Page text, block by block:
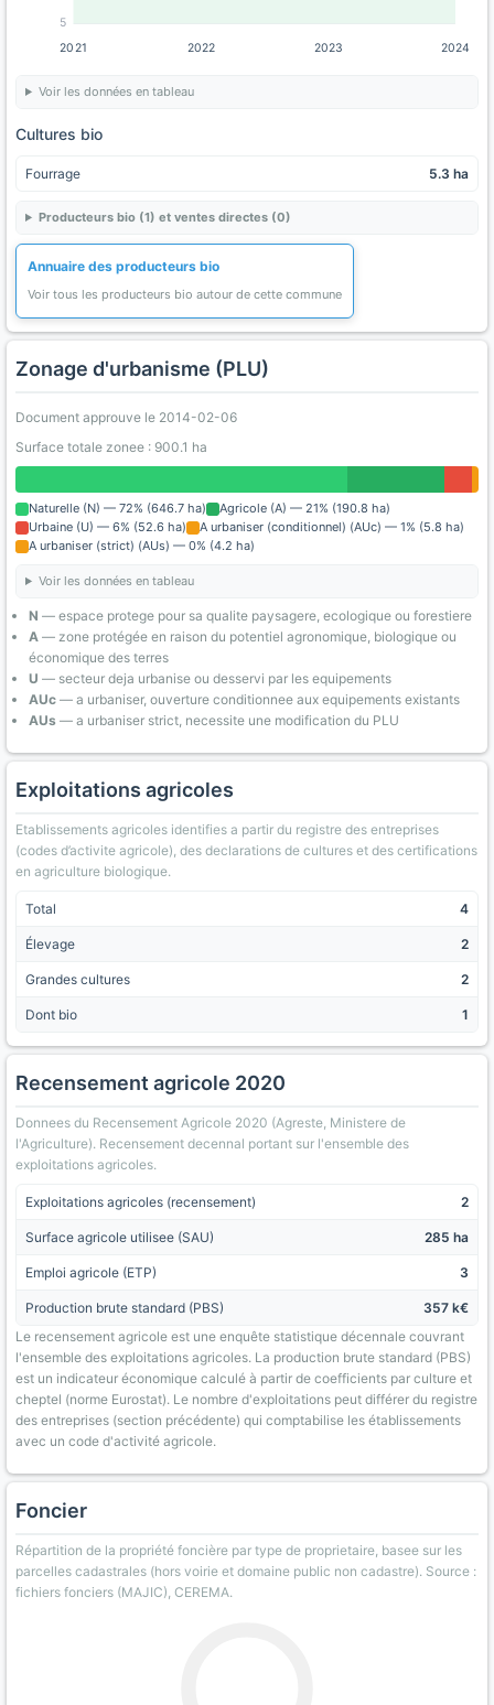
5
2021 2022 2023 2024
Voir les données en tableau
Cultures bio
Fourrage 5.3 ha
Producteurs bio (1) et ventes directes (0)
Annuaire des producteurs bio
Voir tous les producteurs bio autour de cette commune
Zonage d'urbanisme (PLU)
Document approuve le 2014-02-06
Surface totale zonee : 900.1 ha
Naturelle (N) — 72% (646.7 ha)
Agricole (A) — 21% (190.8 ha)
Urbaine (U) — 6% (52.6 ha)
A urbaniser (conditionnel) (AUc) — 1% (5.8 ha)
A urbaniser (strict) (AUs) — 0% (4.2 ha)
Voir les données en tableau
N — espace protege pour sa qualite paysagere, ecologique ou forestiere
A — zone protégée en raison du potentiel agronomique, biologique ou
économique des terres
U — secteur deja urbanise ou desservi par les equipements
AUc — a urbaniser, ouverture conditionnee aux equipements existants
AUs — a urbaniser strict, necessite une modification du PLU
Exploitations agricoles
Etablissements agricoles identifies a partir du registre des entreprises
(codes d’activite agricole), des declarations de cultures et des certifications
en agriculture biologique.
Total 4
Élevage 2
Grandes cultures 2
Dont bio 1
Recensement agricole 2020
Donnees du Recensement Agricole 2020 (Agreste, Ministere de
l'Agriculture). Recensement decennal portant sur l'ensemble des
exploitations agricoles.
Exploitations agricoles (recensement) 2
Surface agricole utilisee (SAU) 285 ha
Emploi agricole (ETP) 3
Production brute standard (PBS)
357 k€
Le recensement agricole est une enquête statistique décennale couvrant
l'ensemble des exploitations agricoles. La production brute standard (PBS)
est un indicateur économique calculé à partir de coefficients par culture et
cheptel (norme Eurostat). Le nombre d'exploitations peut différer du registre
des entreprises (section précédente) qui comptabilise les établissements
avec un code d'activité agricole.
Foncier
Répartition de la propriété foncière par type de proprietaire, basee sur les
parcelles cadastrales (hors voirie et domaine public non cadastre). Source :
fichiers fonciers (MAJIC), CEREMA.